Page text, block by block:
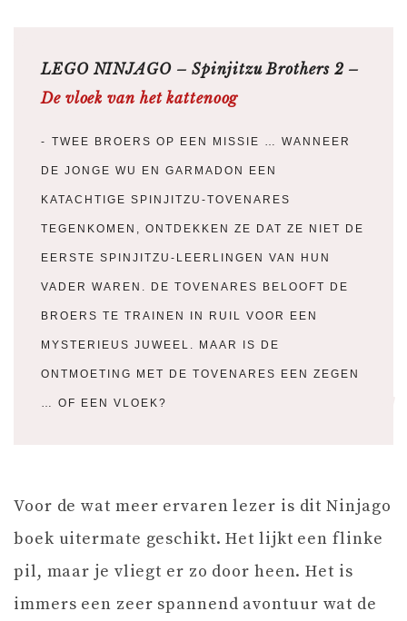
LEGO NINJAGO – Spinjitzu Brothers 2 –
De vloek van het kattenoog
TWEE BROERS OP EEN MISSIE … WANNEER
DE JONGE WU EN GARMADON EEN
KATACHTIGE SPINJITZU-TOVENARES
TEGENKOMEN, ONTDEKKEN ZE DAT ZE NIET DE
EERSTE SPINJITZU-LEERLINGEN VAN HUN
VADER WAREN. DE TOVENARES BELOOFT DE
BROERS TE TRAINEN IN RUIL VOOR EEN
MYSTERIEUS JUWEEL. MAAR IS DE
ONTMOETING MET DE TOVENARES EEN ZEGEN
… OF EEN VLOEK?
Voor de wat meer ervaren lezer is dit Ninjago
boek uitermate geschikt. Het lijkt een flinke
pil, maar je vliegt er zo door heen. Het is
immers een zeer spannend avontuur wat de